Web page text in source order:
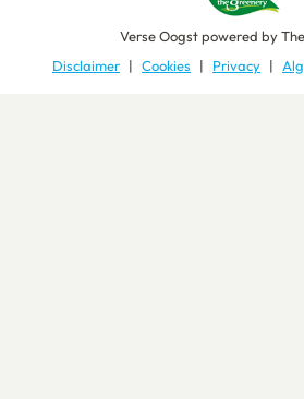
Verse Oogstpowered by
Disclaimer
Cookies Privacy